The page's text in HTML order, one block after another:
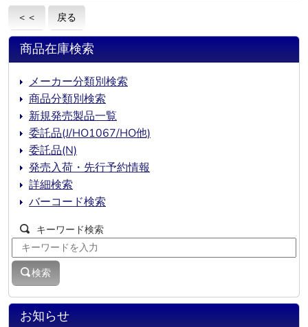
＜＜ 戻る
お知らせ
商品在庫検索
メーカー分類別検索
商品分類別検索
新規発売製品一覧
委託品(J/HO1067/HO他)
委託品(N)
発売入荷・先行予約情報
詳細検索
バーコード検索
キーワード検索
検索